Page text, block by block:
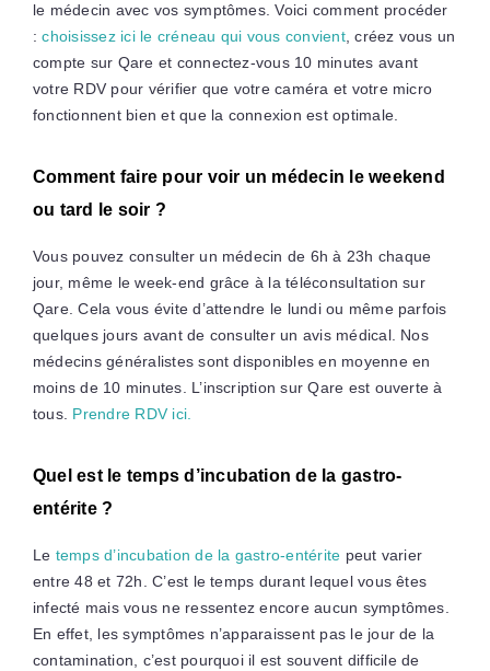
le médecin avec vos symptômes. Voici comment procéder
:choisissez ici le créneau qui vous convient, créez vous un
compte sur Qare et connectez-vous 10 minutes avant
votre RDV pour vérifier que votre caméra et votre micro
fonctionnent bien et que la connexion est optimale.
Comment faire pour voir un médecin le weekend
ou tard le soir ?
Vous pouvez consulter un médecin de 6h à 23h chaque
jour, même le week-end grâce à la téléconsultation sur
Qare. Cela vous évite d’attendre le lundi ou même parfois
quelques jours avant de consulter un avis médical. Nos
médecins généralistes sont disponibles en moyenne en
moins de 10 minutes. L’inscription sur Qare est ouverte à
tous. Prendre RDV ici.
Quel est le temps d’incubation de la gastro-
entérite ?
Le temps d’incubation de la gastro-entérite peut varier
entre 48 et 72h. C’est le temps durant lequel vous êtes
infecté mais vous ne ressentez encore aucun symptômes.
En effet, les symptômes n’apparaissent pas le jour de la
contamination, c’est pourquoi il est souvent difficile de